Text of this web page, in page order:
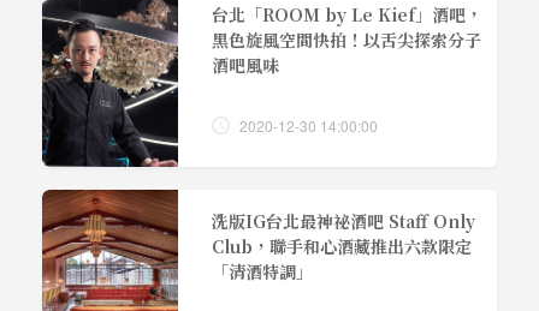
台北「ROOM by Le Kief」酒吧，
黑色旋風空間快拍！以舌尖探索分子
酒吧風味
2020-12-30 14:00:00
洗版IG台北最神祕酒吧 Staff Only
Club，聯手和心酒藏推出六款限定
「清酒特調」